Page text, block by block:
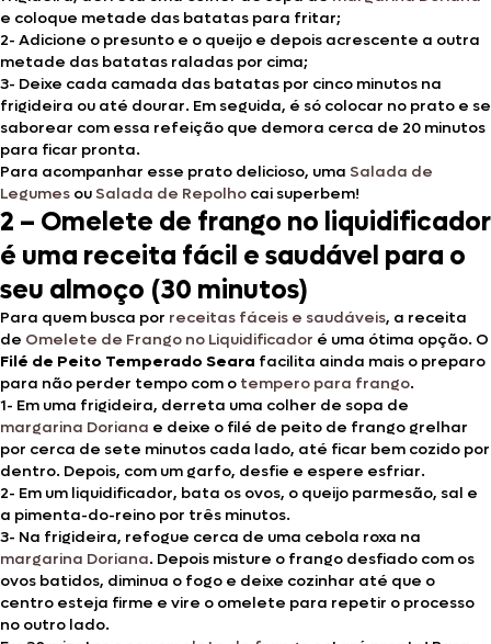
e coloque metade das batatas para fritar;
2- Adicione o presunto e o queijo e depois acrescente a outra
metade das batatas raladas por cima;
3- Deixe cada camada das batatas por cinco minutos na
frigideira ou até dourar. Em seguida, é só colocar no prato e se
saborear com essa refeição que demora cerca de 20 minutos
para ficar pronta.
Para acompanhar esse prato delicioso, uma Salada de
Legumes ou Salada de Repolho cai superbem!
2 – Omelete de frango no liquidificador
é uma receita fácil e saudável para o
seu almoço (30 minutos)
Para quem busca por receitas fáceis e saudáveis, a receita
de Omelete de Frango no Liquidificador é uma ótima opção. O
Filé de Peito Temperado Seara facilita ainda mais o preparo
para não perder tempo com o tempero para frango.
1- Em uma frigideira, derreta uma colher de sopa de
margarina Doriana e deixe o filé de peito de frango grelhar
por cerca de sete minutos cada lado, até ficar bem cozido por
dentro. Depois, com um garfo, desfie e espere esfriar.
2- Em um liquidificador, bata os ovos, o queijo parmesão, sal e
a pimenta-do-reino por três minutos.
3- Na frigideira, refogue cerca de uma cebola roxa na
margarina Doriana. Depois misture o frango desfiado com os
ovos batidos, diminua o fogo e deixe cozinhar até que o
centro esteja firme e vire o omelete para repetir o processo
no outro lado.